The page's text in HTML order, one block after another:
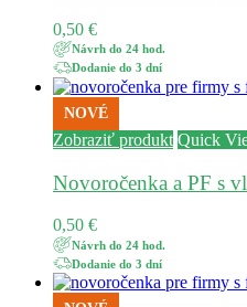
0,50 €
Návrh do 24 hod.
Dodanie do 3 dní
NOVÉ
Zobraziť produkt Quick
Novoročenka a PF s
0,50 €
Návrh do 24 hod.
Dodanie do 3 dní